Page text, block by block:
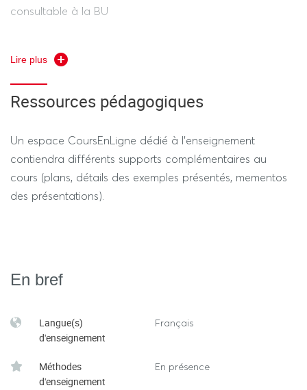
consultable à la BU
périodique consultable à la BU et en ligne
Lire plus
Ressources pédagogiques
Un espace CoursEnLigne dédié à l’enseignement
contiendra différents supports complémentaires au
cours (plans, détails des exemples présentés, mementos
des présentations).
En bref
Langue(s)
d'enseignement
Français
Méthodes
d'enseignement
En présence